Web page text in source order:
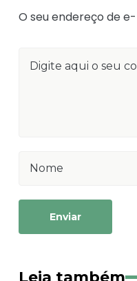
O seu endereço de
Enviar
Leia também